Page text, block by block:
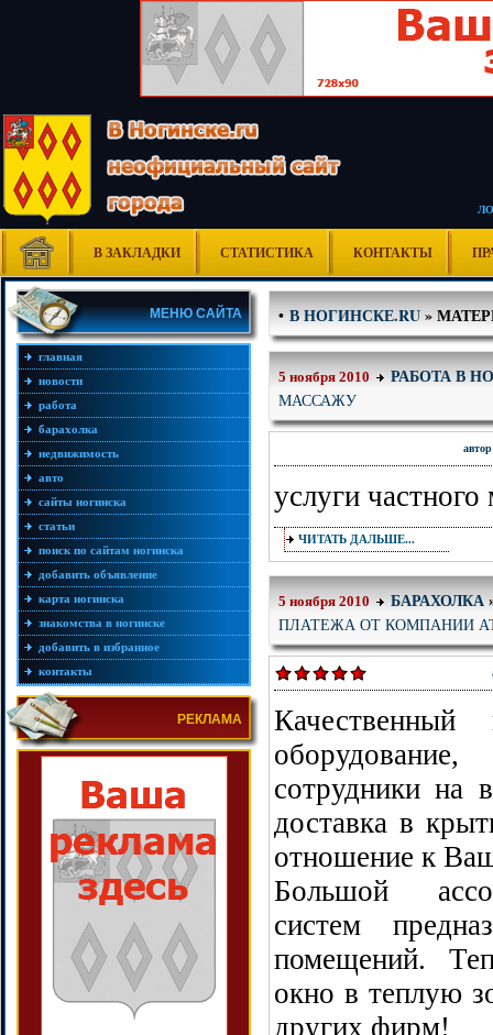
В ЗАКЛАДКИ СТАТИСТИКА КОНТАКТЫ
МЕНЮ САЙТА
главная
новости
работа
барахолка
недвижимость
авто
сайты ногинска
статьи
поиск по сайтам ногинска
добавить объявление
карта ногинска
знакомства в ногинске
добавить в избранное
контакты
РЕКЛАМА
•В НОГИНСКЕ.RU»
5 ноября 2010 РАБОТА В
МАССАЖУ
услуги
ЧИТАТЬ ДАЛЬШЕ...
5 ноября 2010 БАРАХОЛКА
ПЛАТЕЖА ОТ КОМПАНИИ
Качественный
сотрудники на
доставка в
отношение к
Большой
систем
помещений.
окно в теплую
других фирм!